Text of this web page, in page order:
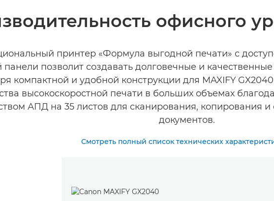
офисного
принтер «Формула выгодной печати» с
позволит создавать долговечные и
компактной и удобной конструкции для MAXIFY
высокоскоростной печати в больших объемах
АПД на 35 листов для сканирования, копирования
документов.
Смотреть полный список технических